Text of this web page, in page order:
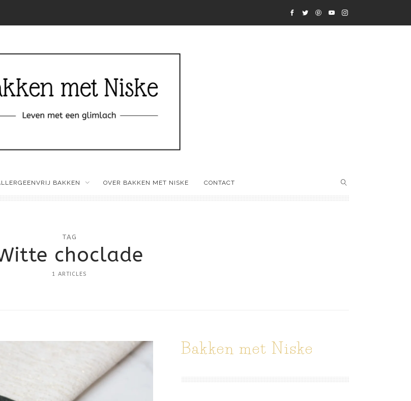
BAKKEN OVER BAKKEN MET NISKE CONTACT
TAG
choclade
1 ARTICLES
Bakken met Niske